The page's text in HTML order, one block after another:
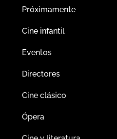
Próximamente
Cine infantil
Eventos
Directores
Cine clásico
Ópera